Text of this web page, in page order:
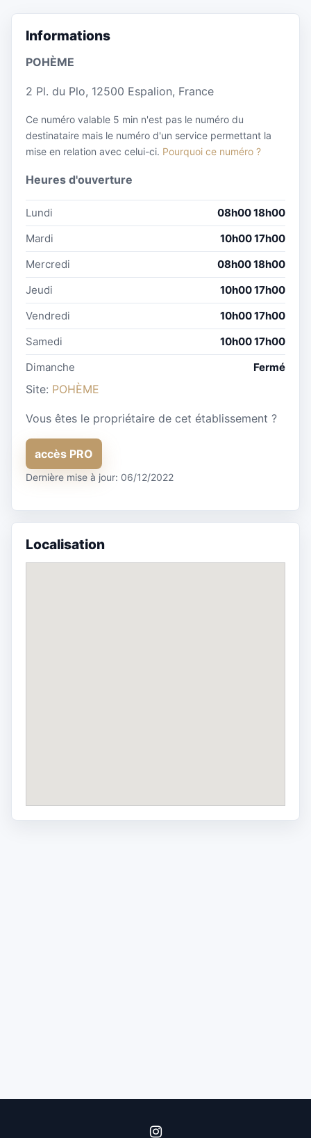
Informations
POHÈME
2 Pl. du Plo, 12500 Espalion, France
Ce numéro valable 5 min n'est pas le numéro du
destinataire mais le numéro d'un service permettant la
mise en relation avec celui-ci. Pourquoi ce numéro ?
Heures d'ouverture
Lundi
08h00 18h00
Mardi
10h00 17h00
Mercredi
08h00 18h00
Jeudi
10h00 17h00
Vendredi
10h00 17h00
Samedi
10h00 17h00
Dimanche
Fermé
Site: POHÈME
Vous êtes le propriétaire de cet établissement ?
accès PRO
Dernière mise à jour: 06/12/2022
Localisation